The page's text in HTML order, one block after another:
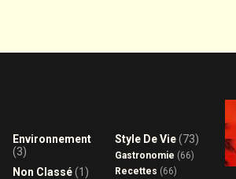
Environnement
(3)
Non Classé(1)
Style De Vie(73)
Gastronomie (66)
Recettes (66)